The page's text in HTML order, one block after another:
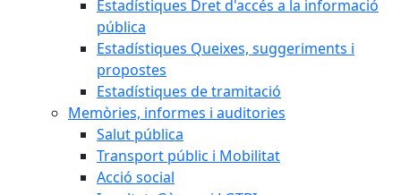
Estadístiques Dret d'accés a la informació
pública
Estadístiques Queixes, suggeriments i
propostes
Estadístiques de tramitació
Memòries, informes i auditories
Salut pública
Transport públic i Mobilitat
Acció social